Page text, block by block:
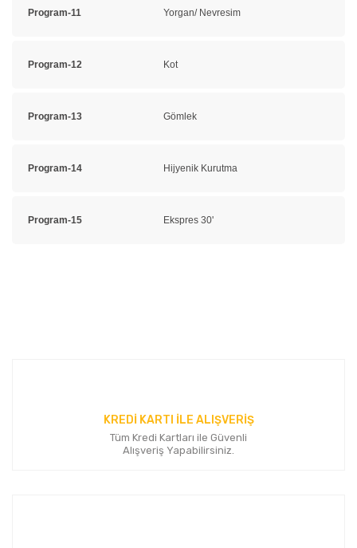
Program-11 Yorgan/ Nevresim
Program-12 Kot
Program-13 Gömlek
Program-14 Hijyenik Kurutma
Program-15 Ekspres 30'
Ürün bilgilerinde hatalar bulunuyor.
Ürün fiyatı diğer sitelerden daha pahalı.
KREDİ KARTI İLE ALIŞVERİŞ
Tüm Kredi Kartları ile Güvenli
Alışveriş Yapabilirsiniz.